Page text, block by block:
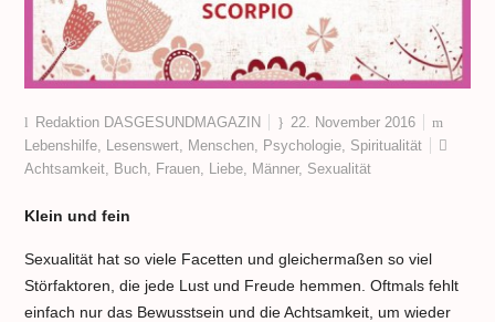
Redaktion DASGESUNDMAGAZIN
22. November 2016
Lebenshilfe Lesenswert Menschen Psychologie Spiritualität
Achtsamkeit Buch Frauen Liebe Männer, Sexualität
Klein und fein
Sexualität hat so viele Facetten und gleichermaßen so viel
Störfaktoren, die jede Lust und Freude hemmen. Oftmals fehlt
einfach nur das Bewusstsein und die Achtsamkeit, um wieder